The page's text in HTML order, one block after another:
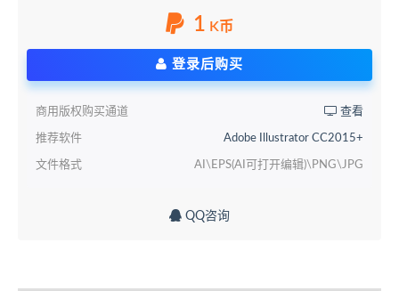
1 K币
登录后购买
商用版权购买通道 查看
推荐软件 Adobe Illustrator CC2015+
文件格式 AI\EPS(AI可打开编辑)\PNG\JPG
QQ咨询